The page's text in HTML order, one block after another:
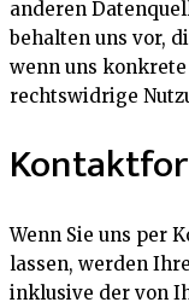
anderen
behalten uns vor,
wenn uns
rechtswidrige
Wenn Sie uns per
lassen, werden
inklusive der von